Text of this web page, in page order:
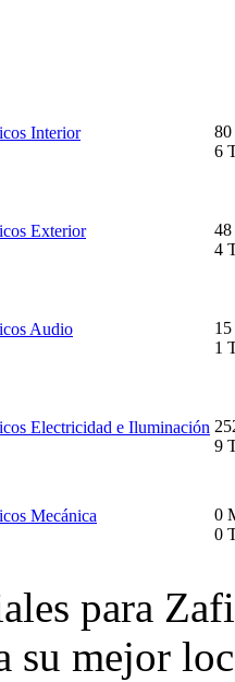
Interior
80
6
Exterior
48
4
Audio
1
Electricidad e Iluminación
9
Mecánica
0
0
para
su mejor